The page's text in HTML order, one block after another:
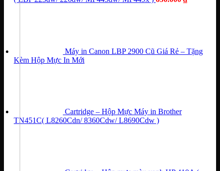
Máy in Canon LBP 2900 Cũ Giá Rẻ – Tặng
Kèm Hộp Mực In Mới
Cartridge – Hộp Mực Máy in Brother
TN451C( L8260Cdn/ 8360Cdw/ L8690Cdw )